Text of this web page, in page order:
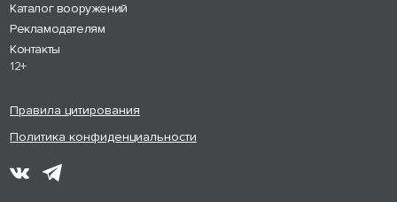
Каталог вооружений
Рекламодателям
Контакты
12+
Правила цитирования
Политика конфиденциальности